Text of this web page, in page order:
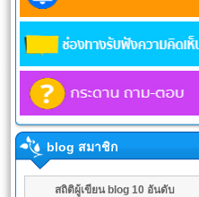
blog สมาชิก
สถิติผู้เขียน blog 10 อันดับ